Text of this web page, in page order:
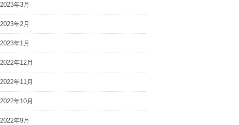
2023年3月
2023年2月
2023年1月
2022年12月
2022年11月
2022年10月
2022年9月